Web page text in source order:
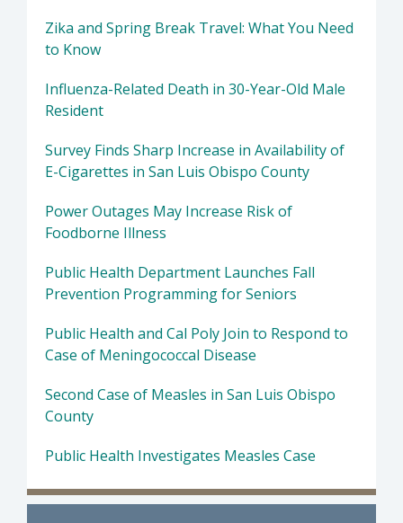
Zika and Spring Break Travel: What You Need
to Know
Influenza-Related Death in 30-Year-Old Male
Resident
Survey Finds Sharp Increase in Availability of
E-Cigarettes in San Luis Obispo County
Power Outages May Increase Risk of
Foodborne Illness
Public Health Department Launches Fall
Prevention Programming for Seniors
Public Health and Cal Poly Join to Respond to
Case of Meningococcal Disease
Second Case of Measles in San Luis Obispo
County
Public Health Investigates Measles Case